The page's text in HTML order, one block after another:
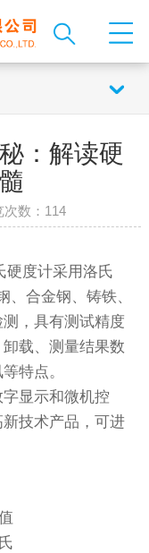
：解读硬
数： 114
硬度计采用洛氏
、合金钢、铸铁、
，具有测试精度
载、测量结果数
特点。
显示和微机控
技术产品，可进